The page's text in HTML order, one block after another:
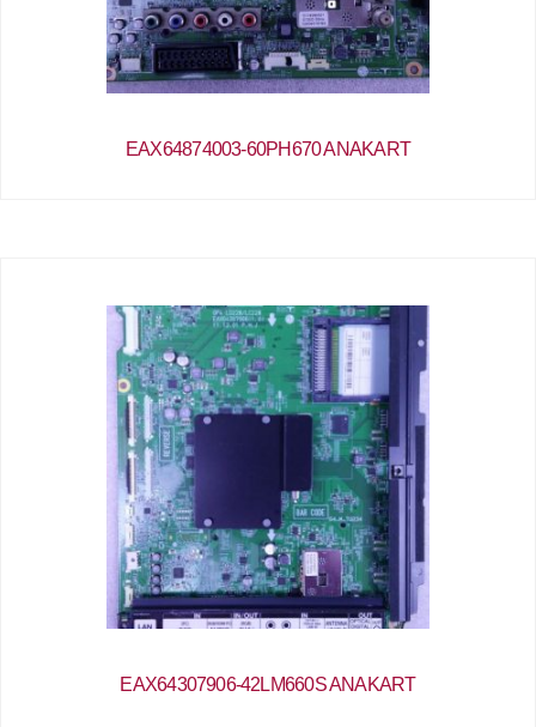
EAX64874003-60PH670 ANAKART
EAX64307906-42LM660S ANAKART